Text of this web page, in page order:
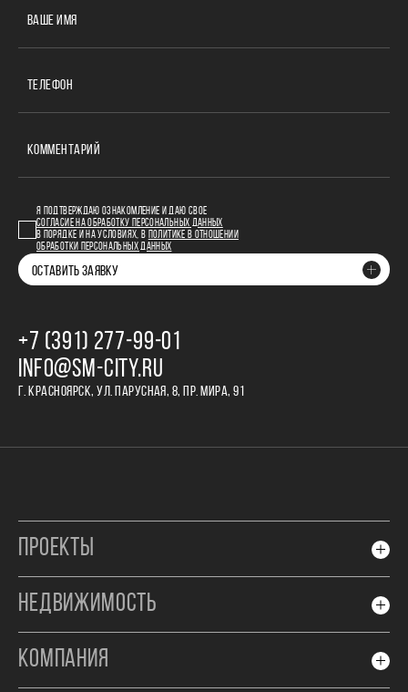
ВАШЕ ИМЯ
ТЕЛЕФОН
КОММЕНТАРИЙ
Я ПОДТВЕРЖДАЮ ОЗНАКОМЛЕНИЕ И ДАЮ СВОЕ
СОГЛАСИЕ НА ОБРАБОТКУ ПЕРСОНАЛЬНЫХ ДАННЫХ
В ПОРЯДКЕ И НА УСЛОВИЯХ, В
ПОЛИТИКЕ В ОТНОШЕНИИ
ОБРАБОТКИ ПЕРСОНАЛЬНЫХ ДАННЫХ
ОСТАВИТЬ ЗАЯВКУ
+7 (391) 277‒99‒01
INFO@SM-CITY.RU
Г. КРАСНОЯРСК, УЛ. ПАРУСНАЯ, 8, ПР. МИРА, 91
ПРОЕКТЫ
НЕДВИЖИМОСТЬ
КОМПАНИЯ